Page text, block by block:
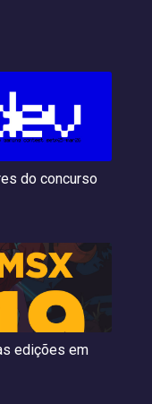
do concurso
edições em